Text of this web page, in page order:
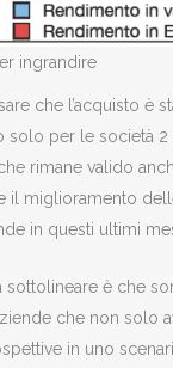
ingrandire
che l’acquisto è
solo per le società 2
rimane valido
il miglioramento
in questi ultimi
sottolineare è che
che non solo
in uno